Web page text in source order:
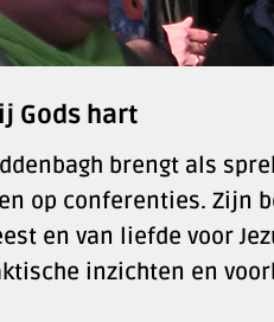
Gods hart
brengt als
op conferenties. Zijn
en van liefde voor
inzichten en